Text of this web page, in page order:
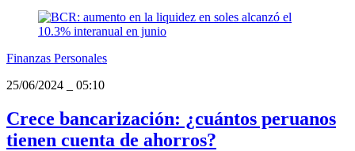
Finanzas Personales
25/06/2024
05:10
Crece bancarización: ¿cuántos peruanos
tienen cuenta de ahorros?